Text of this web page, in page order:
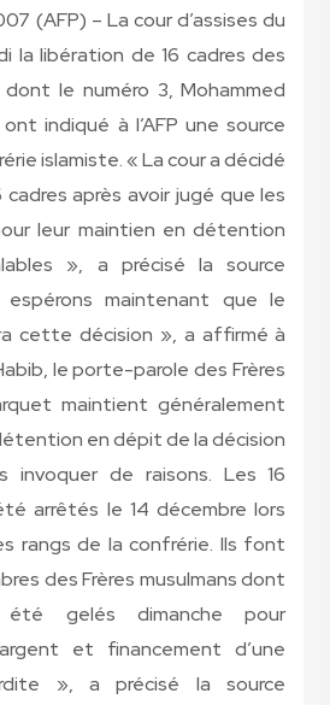
(AFP) – La cour d’assises du
la libération de 16 cadres des
dont le numéro 3, Mohammed
indiqué à l’AFP une source
islamiste. « La cour a décidé
après avoir jugé que les
leur maintien en détention
», a précisé la source
espérons maintenant que le
cette décision », a affirmé à
le porte-parole des Frères
maintient généralement
en dépit de la décision
invoquer de raisons. Les 16
arrêtés le 14 décembre lors
rangs de la confrérie. Ils font
des Frères musulmans dont
gelés dimanche pour
et financement d’une
», a précisé la source